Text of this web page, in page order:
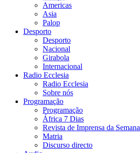
Americas
Asia
Palop
Desporto
Desporto
Nacional
Girabola
Internacional
Radio Ecclesia
Radio Ecclesia
Sobre nós
Programação
Programação
África 7 Dias
Revista de Imprensa da Semana
Matria
Discurso directo